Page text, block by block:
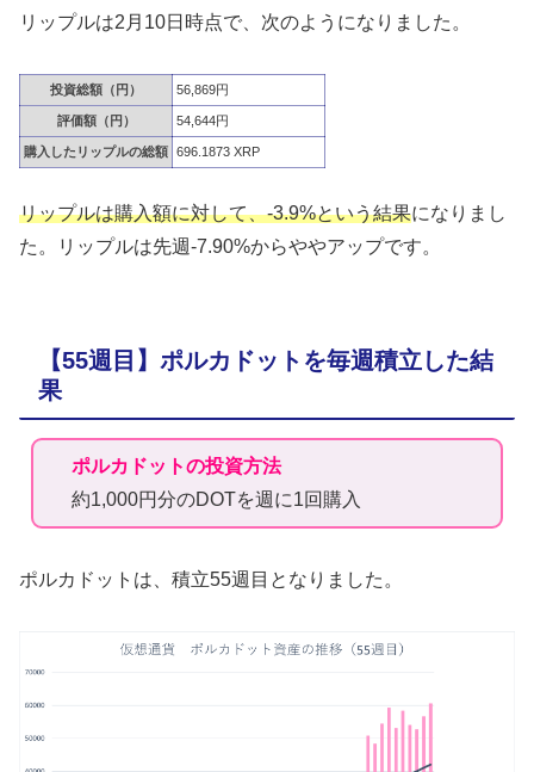
リップルは2月10日時点で、次のようになりました。
投資総額（円） 56,869円
評価額（円） 54,644円
購入したリップルの総額 696.1873 XRP
リップルは購入額に対して、-3.9%という結果になりまし
た。リップルは先週-7.90%からややアップです。
【55週目】ポルカドットを毎週積立した結
果
ポルカドットの投資方法
約1,000円分のDOTを週に1回購入
ポルカドットは、積立55週目となりました。